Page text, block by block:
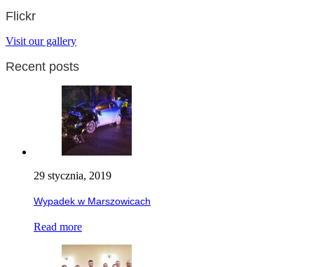
Flickr
Visit our gallery
Recent posts
29 stycznia, 2019
Wypadek w Marszowicach
Read more